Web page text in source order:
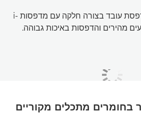
הטונר המקורי של המדפסת עובד בצורה חלקה עם מדפסות i-
בחומרים מתכלים מקוריים